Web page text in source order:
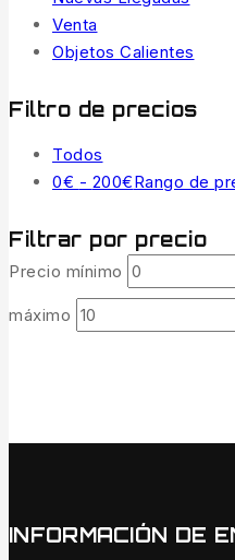
Venta
Objetos Calientes
Filtro de precios
Todos
0€ - 200€Rango de
Filtrar por precio
Precio mínimo
máximo
INFORMACIÓN DE